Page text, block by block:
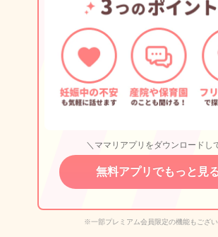
＼ママリアプリをダウンロードし
無料アプリでもっと見
※一部プレミアム会員限定の機能もござ